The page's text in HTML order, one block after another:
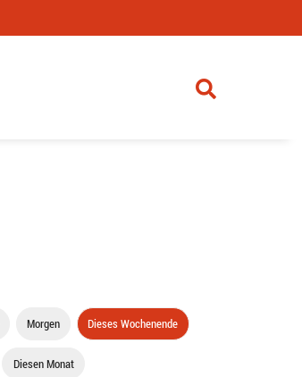
Morgen Dieses Wochenende
Diesen Monat